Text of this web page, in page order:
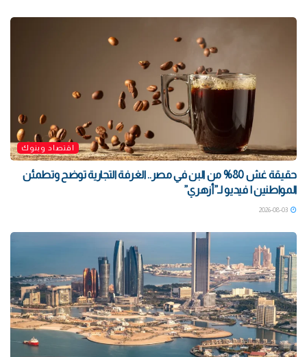
اقتصاد وبنوك
حقيقة غش 80% من البن في مصر.. الغرفة التجارية توضح وتطمئن
المواطنين | فيديو لـ”أزهري”